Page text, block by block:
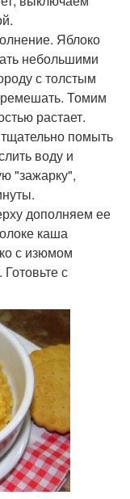
Яблоко
небольшими
с толстым
Томим
растает.
помыть
воду и
"зажарку",
дополняем ее
каша
с изюмом
с